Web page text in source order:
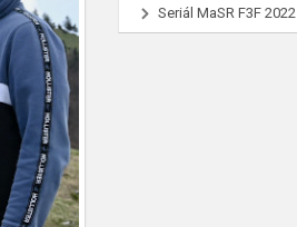
Seriál MaSR F3F 2022